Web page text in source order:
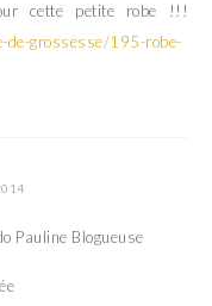
cette petite robe !!!
de-grossesse/195-robe-
Pauline Blogueuse